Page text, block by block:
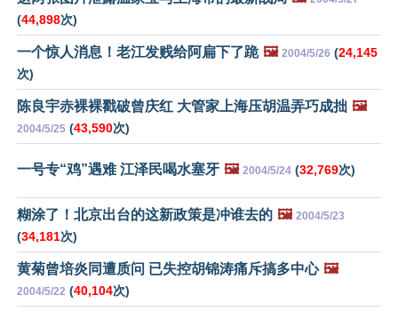
(44,898次)
一个惊人消息！老江发贱给阿扁下了跪 🖼️ 2004/5/26 (24,145
次)
陈良宇赤裸裸戳破曾庆红 大管家上海压胡温弄巧成拙 🖼️
2004/5/25 (43,590次)
一号专“鸡”遇难 江泽民喝水塞牙 🖼️ 2004/5/24 (32,769次)
糊涂了！北京出台的这新政策是冲谁去的 🖼️ 2004/5/23
(34,181次)
黄菊曾培炎同遭质问 已失控胡锦涛痛斥搞多中心 🖼️
2004/5/22 (40,104次)